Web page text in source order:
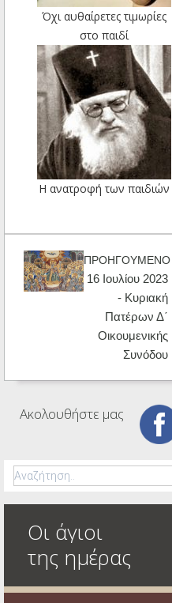
Όχι αυθαίρετες τιμωρίες
στο παιδί
Η ανατροφή των παιδιών
ΠΡΟΗΓΟΥΜΕΝΟ
16 Ιουλίου 2023
- Κυριακή
Πατέρων Δ΄
Οικουμενικής
Συνόδου
Ακολουθήστε μας
Οι άγιοι
της ημέρας